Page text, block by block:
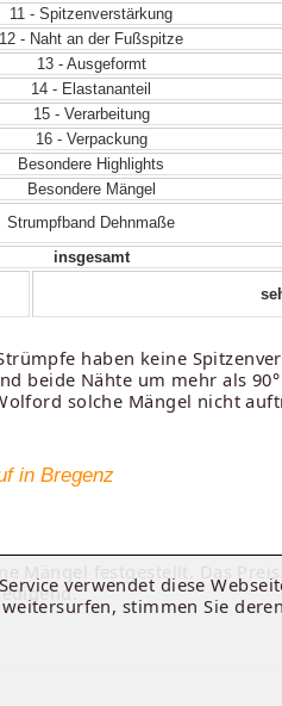
11 - Spitzenverstärkung
12 - Naht an der Fußspitze
13 - Ausgeformt
14 - Elastananteil
15 - Verarbeitung
16 - Verpackung
Besondere Highlights
Besondere Mängel
Strumpfband Dehnmaße
insgesamt
haben keine
beide Nähte um mehr als
solche Mängel nicht
in Bregenz
Mängel festgestellt. Das
verwendet diese
stimmen Sie